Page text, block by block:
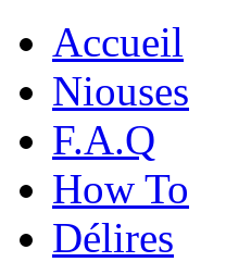
Accueil
Niouses
F.A.Q
How To
Délires